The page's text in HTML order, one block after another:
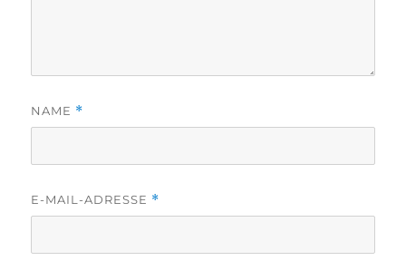
NAME *
E-MAIL-ADRESSE *